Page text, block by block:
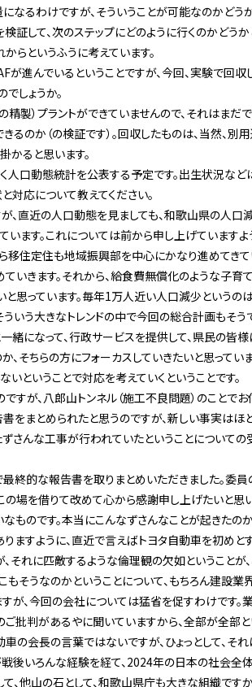
なるわけですが、そういうことが可能なのかどう
証して、次のステップにどのように行くのかどうか
らというふうに考えています。
が進んでいるということですが、今回、実験で回
しょうか。
精製）プラントができていませんので、それはまだ
のか（の検証です）。回収したものは、当然、別
かると思います。
人口動態統計を公表する予定です。出生状況な
対応について教えてください。
、直近の人口動態を見ましても、和歌山県の人
います。これについては前から申し上げています
移住定住も地域振興部を中心にかなり進めてきて
ていきます。それから、給食費無償化のような子
と思っています。毎年1万人近い人口減少というの
ういう大きなトレンドの中で今回の総合計画もそ
緒になって、行政サービスを提供して、県民の皆
そちらの方にフォーカスしていきたいと思ってい
ということで対応を考えていくということです。
すが、八郎山トンネル（施工不良問題）のことで
をまとめられたと思うのですが、新しい事実はほ
ずさんな工事が行われていたということについて
終的な報告書を取りまとめいただきました。委
の場を借りて改めて心から感謝申し上げたいと思い
ものです。本当にこんなずさんなことが起きたの
りますように、直近で言えばトヨタ自動車を初め
それに匹敵するような倫理観の欠如ということが
もそうなのかということについて、もちろん建設業
が、今回の会社については猛省を促すわけです。
ご批判があるやに聞いていますから、全部が全部と
の会長の言葉ではないですが、ひょっとして、そ
後いろんな経験を経て、2024年の日本の社会全
て、他山の石として、和歌山県庁も大きな組織です